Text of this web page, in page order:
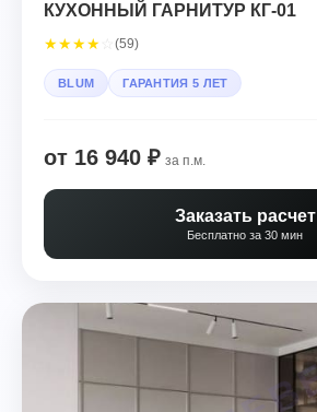
КУХОННЫЙ ГАРНИТУР КГ-01
★★★★ (59)
BLUM ГАРАНТИЯ 5 ЛЕТ
от 16 940 ₽ за п.м.
Заказать расчет
Бесплатно за 30 мин